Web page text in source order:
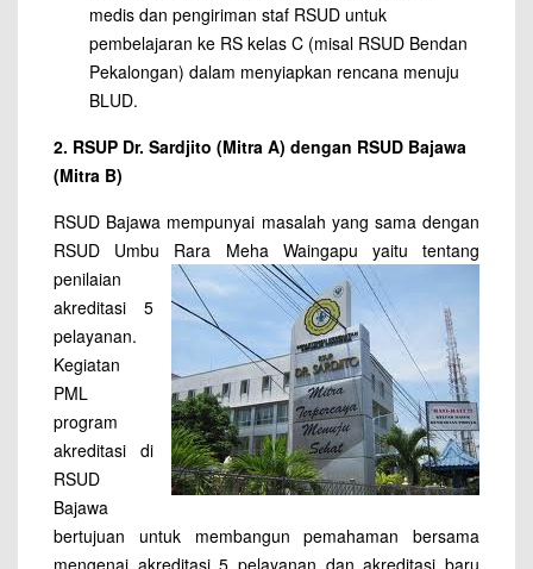
medis dan pengiriman staf RSUD untuk
pembelajaran ke RS kelas C (misal RSUD Bendan
Pekalongan) dalam menyiapkan rencana menuju
BLUD.
2. RSUP Dr. Sardjito (Mitra A) dengan RSUD Bajawa
(Mitra B)
RSUD Bajawa mempunyai masalah yang sama dengan
RSUD Umbu Rara Meha Waingapu yaitu tentang
penilaian
akreditasi 5
pelayanan.
Kegiatan
PML
program
akreditasi di
RSUD
Bajawa
bertujuan untuk membangun pemahaman bersama
mengenai akreditasi 5 pelayanan dan akreditasi baru